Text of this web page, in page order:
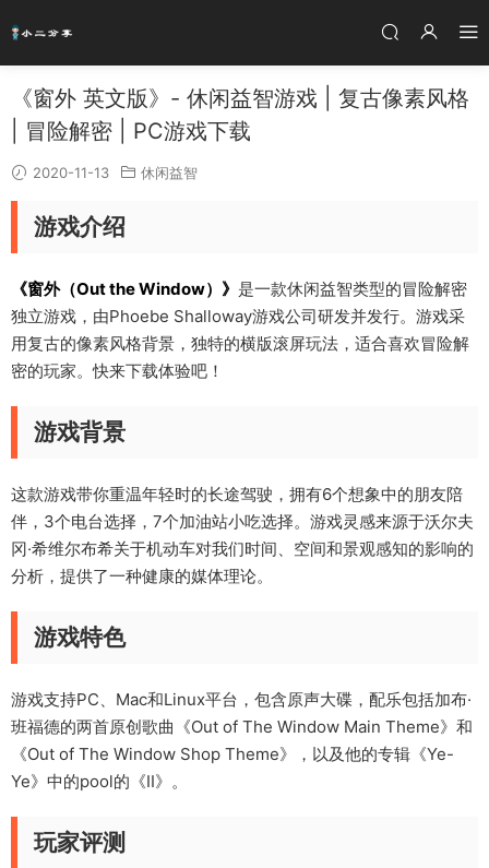
《窗外 英文版》- 休闲益智游戏 | 复古像素风格
| 冒险解密 | PC游戏下载
2020-11-13 休闲益智
游戏介绍
《窗外（Out the Window）》 是一款休闲益智类型的冒险解密
独立游戏，由Phoebe Shalloway游戏公司研发并发行。游戏采
用复古的像素风格背景，独特的横版滚屏玩法，适合喜欢冒险解
密的玩家。快来下载体验吧！
游戏背景
这款游戏带你重温年轻时的长途驾驶，拥有6个想象中的朋友陪
伴，3个电台选择，7个加油站小吃选择。游戏灵感来源于沃尔夫
冈·希维尔布希关于机动车对我们时间、空间和景观感知的影响的
分析，提供了一种健康的媒体理论。
游戏特色
游戏支持PC、Mac和Linux平台，包含原声大碟，配乐包括加布·
班福德的两首原创歌曲《Out of The Window Main Theme》和
《Out of The Window Shop Theme》，以及他的专辑《Ye-
Ye》中的pool的《II》。
玩家评测